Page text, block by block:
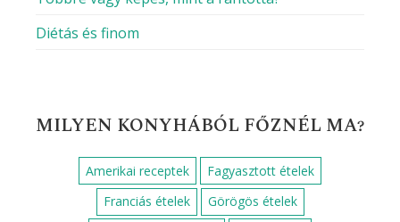
Diétás és finom
MILYEN KONYHÁBÓL FŐZNÉL MA?
Amerikai receptek
Fagyasztott ételek
Franciás ételek
Görögös ételek